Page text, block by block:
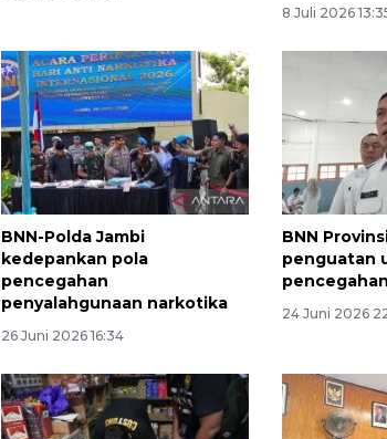
8 Juli 2026
BNN-Polda Jambi
kedepankan pola
pencegahan
penyalahgunaan narkotika
26 Juni 2026 16:34
BNN
penguatan
24 Juni 2026
Memberantas
jalanan Jakarta
2026-08-05 18:00:00